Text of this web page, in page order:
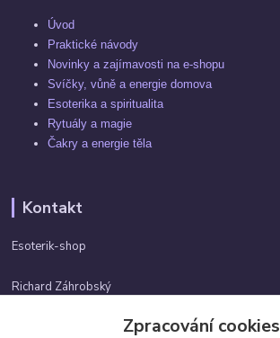
Úvod
Praktické návody
Novinky a zajímavosti na e-shopu
Svíčky, vůně a energie domova
Esoterika a spiritualita
Rytuály a magie
Čakry a energie těla
Kontakt
Esoterik-shop
Richard Záhrobský
Zpracování cookies